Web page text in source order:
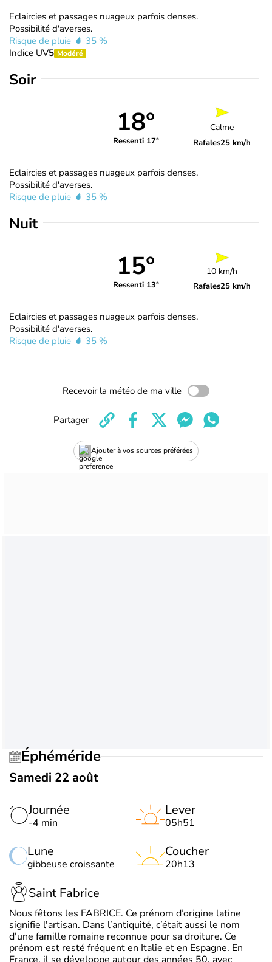
Eclaircies et passages nuageux parfois denses.
Possibilité d'averses.
Risque de pluie
35 %
Indice UV5 Modéré
Soir
18°
Ressenti 17°
Calme
Rafales25 km/h
Eclaircies et passages nuageux parfois denses.
Possibilité d'averses.
Risque de pluie
35 %
Nuit
15°
Ressenti 13°
10 km/h
Rafales25 km/h
Eclaircies et passages nuageux parfois denses.
Possibilité d'averses.
Risque de pluie
35 %
Recevoir la météo de ma ville
Ajouter à vos sources préférées
Partager
Éphéméride
Samedi 22 août
Journée
-4 min
Lune
gibbeuse croissante
Lever
05h51
Coucher
20h13
Saint Fabrice
Nous fêtons les FABRICE. Ce prénom d’origine latine
signifie l'artisan. Dans l’antiquité, c’était aussi le nom
d'une famille romaine reconnue pour sa droiture. Ce
prénom est resté fréquent en Italie et en Espagne. En